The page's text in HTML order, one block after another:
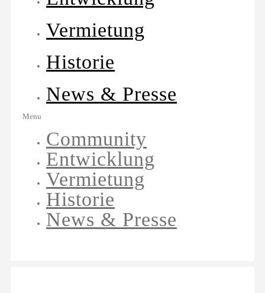
Vermietung
Historie
News & Presse
Menu
Community
Entwicklung
Vermietung
Historie
News & Presse